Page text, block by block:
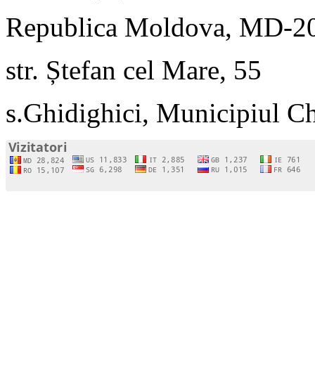
Republica Moldova, MD-
str. Ștefan cel Mare, 55
s.Ghidighici, Municipiul